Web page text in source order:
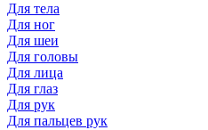
Для тела
Для ног
Для шеи
Для головы
Для лица
Для глаз
Для рук
Для пальцев рук